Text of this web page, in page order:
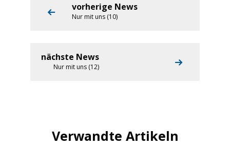
vorherige News
Nur mit uns (10)
nächste News
Nur mit uns (12)
Verwandte Artikeln